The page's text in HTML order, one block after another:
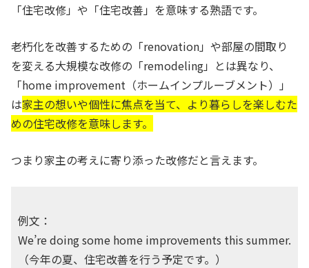
「住宅改修」や「住宅改善」を意味する熟語です。
老朽化を改善するための「renovation」や部屋の間取り
を変える大規模な改修の「remodeling」とは異なり、
「home improvement（ホームインプルーブメント）」
は家主の想いや個性に焦点を当て、より暮らしを楽しむた
めの住宅改修を意味します。
つまり家主の考えに寄り添った改修だと言えます。
例文：
We’re doing some home improvements this summer.
（今年の夏、住宅改善を行う予定です。）